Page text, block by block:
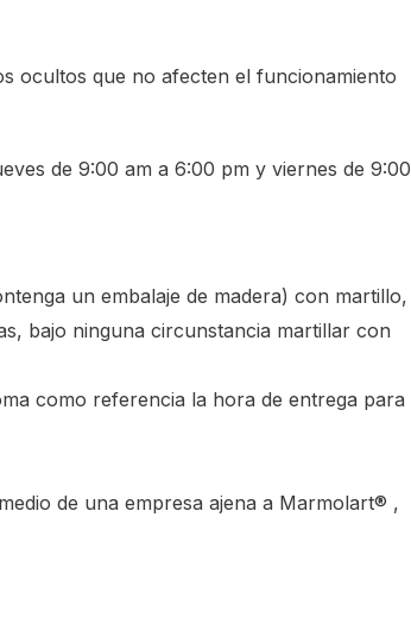
ocultos que no afecten el funcionamiento
de 9:00 am a 6:00 pm y viernes de 9:00
un embalaje de madera) con martillo,
bajo ninguna circunstancia martillar con
como referencia la hora de entrega para
de una empresa ajena a Marmolart® ,